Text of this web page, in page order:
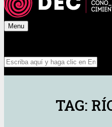
Menu
TAG: